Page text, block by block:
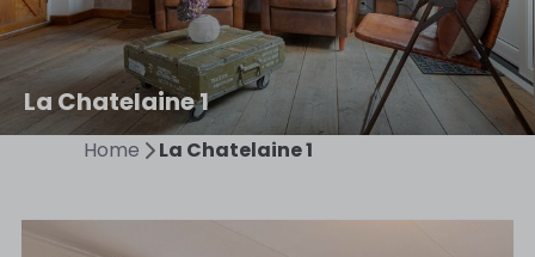
La Chatelaine 1
Home La Chatelaine 1